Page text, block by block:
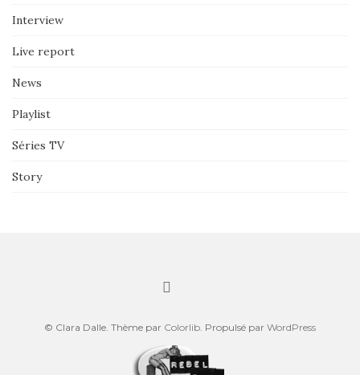
Interview
Live report
News
Playlist
Séries TV
Story
© Clara Dalle. Thème par Colorlib . Propulsé par WordPress